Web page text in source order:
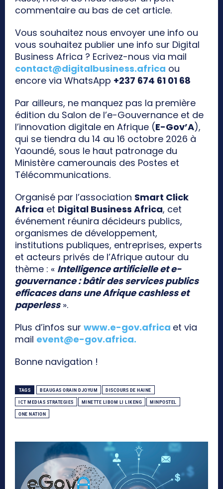
commentaire au bas de cet article.
Vous souhaitez nous envoyer une info ou
vous souhaitez publier une info sur Digital
Business Africa ? Ecrivez-nous via mail
contact@digitalbusiness.africa ou
encore via WhatsApp +237 674 61 01 68
Par ailleurs, ne manquez pas la première
édition du Salon de l’e-Gouvernance et de
l’innovation digitale en Afrique (E-Gov’A),
qui se tiendra du 14 au 16 octobre 2026 à
Yaoundé, sous le haut patronage du
Ministère camerounais des Postes et
Télécommunications.
Organisé par l’association Smart Click
Africa et Digital Business Africa, cet
événement réunira décideurs publics,
organismes de développement,
institutions publiques, entreprises, experts
et acteurs privés de l’Afrique autour du
thème : « Intelligence artificielle et e-
gouvernance : bâtir des services publics
efficaces dans une Afrique cashless et
paperless».
Plus d’infos sur www.e-gov.africa et via
mail event@e-gov.africa.
Bonne navigation !
TAGS BEAUGAS ORAIN DJOYUM DISCOURS DE HAINE
ICT MEDIAS STRATEGIES MINETTE LIBOM LI LIKENG MINPOSTEL
ONE NATION